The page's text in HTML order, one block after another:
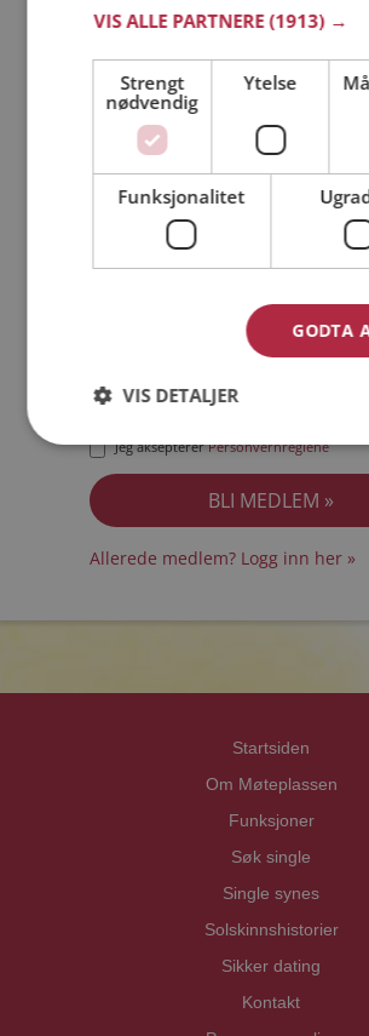
Bli medlem
Jeg er en:
Jeg akseptererPersonvernreglene
Allerede medlem? Logg inn her »
Startsiden
Om Møteplassen
Funksjoner
Søk single
Single synes
Solskinnshistorier
Sikker dating
Kontakt
VIS ALLE PARTNERE(1913) →
Strengt
nødvendig
Ytelse
Funksjonalitet
GODTA
VIS DETALJER